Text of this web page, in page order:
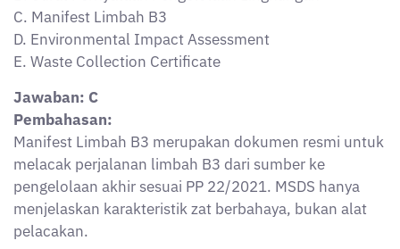
pengurangan limbah B3 adalah?
A. Menggunakan bahan baku yang lebih reaktif untuk
efisiensi
B. Mengganti bahan baku berbasis pelarut organik
dengan berbasis air
C. Meningkatkan volume produksi agar limbah bisa
ditangani lebih cepat
D. Mengurangi frekuensi pemeriksaan agar tidak
menghasilkan limbah inspeksi
E. Menggunakan plastik sekali pakai untuk kemasan